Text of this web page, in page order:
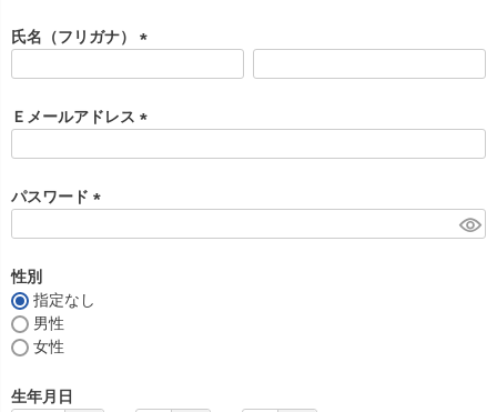
須
)
氏名（フリガナ）
須
)
Ｅメールアドレス
)
パスワード
性別
指定なし
男性
女性
生年月日